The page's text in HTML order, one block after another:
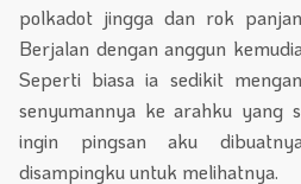
polkadot jingga dan rok
Berjalan dengan anggun
Seperti biasa ia sedikit
senyumannya ke arahku yang
ingin pingsan aku
disampingku untuk melihatnya.